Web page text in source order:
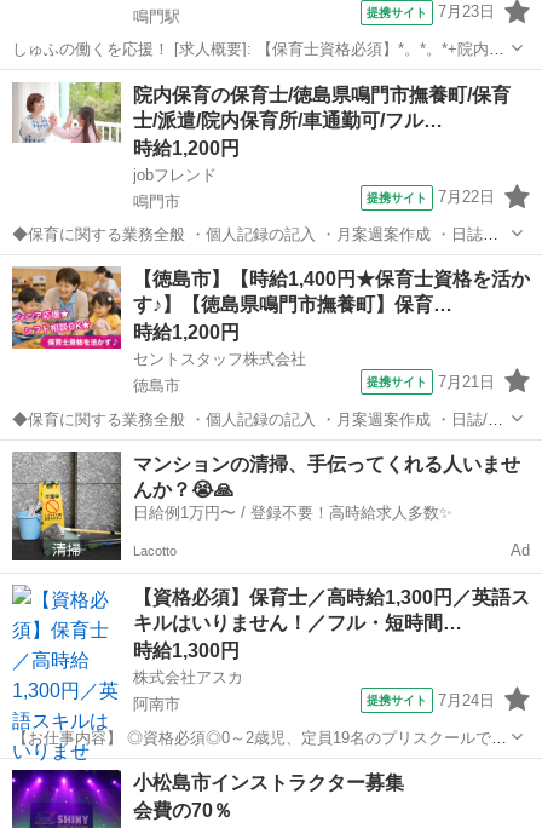
鳴門駅
提携サイト 7月23日
しゅふの働くを応援！ [求人概要]: 【保育士資格必須】*。*。*+院内保
育（保育士）募集+*。 派遣／院内保育所／車通勤可／フルタイム／期
間限定／1200円～ [職種名]: 院内保育（保育士） [勤務地・最寄駅]: ...
徳島 鳴門市 鳴門駅 保育士
院内保育の保育士/徳島県鳴門市撫養町/保育
士/派遣/院内保育所/車通勤可/フル…
時給1,200円
jobフレンド
鳴門市
提携サイト 7月22日
◆保育に関する業務全般 ・個人記録の記入 ・月案週案作成 ・日誌／
連絡帳の記入 ・保護者対応 ・日々の保育リーダー／リーダー補助 ・
午睡確認 ・保育室内清掃 等 一人ひとりの得意なことを生かし、全職
員で協力しながら保育を行っ...
徳島 鳴門市 保育士
【徳島市】【時給1,400円★保育士資格を活か
す♪】【徳島県鳴門市撫養町】保育…
時給1,200円
セントスタッフ株式会社
徳島市
提携サイト 7月21日
◆保育に関する業務全般 ・個人記録の記入 ・月案週案作成 ・日誌/連
絡帳の記入 ・保護者対応 ・日々の保育リーダー/リーダー補助 ・午睡
確認 ・保育室内清掃 等 一人ひとりの得意なことを生かし、全職員で
協力しながら保育を行っ...
徳島 徳島市
マンションの清掃、手伝ってくれる人いませ
んか？😭🙏
日給例1万円〜 / 登録不要！高時給求人多数✨
Lacotto Ad
【資格必須】保育士／高時給1,300円／英語ス
キルはいりません！／フル・短時間…
時給1,300円
株式会社アスカ
阿南市
提携サイト 7月24日
【お仕事内容】 ◎資格必須◎0～2歳児、定員19名のプリスクールで
す！ 【仕事内容】 ・小規模保育園における 0歳児から2歳児の乳幼
児の保育全般 【勤務条件】 日数 週3日～5日 時間 8:30～17:30・
14:00...
徳島 阿南市 保育士
小松島市インストラクター募集
会費の70％